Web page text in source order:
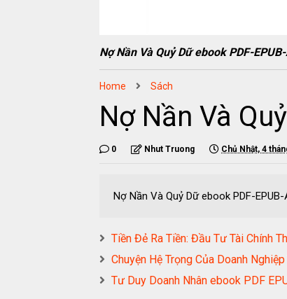
Nợ Nần Và Quỷ Dữ ebook PDF-
Home Sách
Nợ Nần Và
0 Nhut Truong Chủ Nhật, 4
Nợ Nần Và Quỷ Dữ ebook PDF-EPUB-
Tiền Đẻ Ra Tiền: Đầu Tư Tài Chính
Chuyện Hệ Trọng Của Doanh
Tư Duy Doanh Nhân ebook PDF